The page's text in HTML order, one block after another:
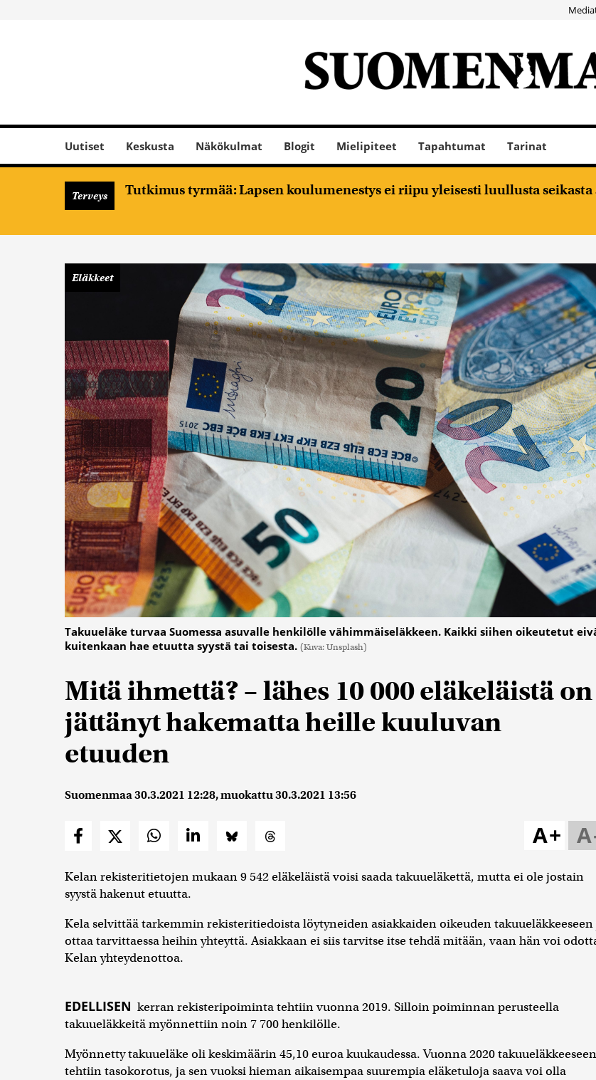
Uutiset Keskusta Näkökulmat Blogit Mielipiteet Tapahtumat Tarinat
Terveys Tutkimus tyrmää: Lapsen koulumenestys ei riipu yleisesti luullusta seikasta
Eläkkeet
Takuueläke turvaa Suomessa asuvalle henkilölle vähimmäiseläkkeen. Kaikki siihen oikeutetut
kuitenkaan hae etuutta syystä tai toisesta. (Kuva: Unsplash)
Mitä ihmettä? – lähes 10 000 eläkeläistä on
jättänyt hakematta heille kuuluvan
etuuden
Suomenmaa30.3.2021 12:28, muokattu30.3.2021 13:56
A+
Kelan rekisteritietojen mukaan 9 542 eläkeläistä voisi saada takuueläkettä, mutta ei ole jostain
syystä hakenut etuutta.
Kela selvittää tarkemmin rekisteritiedoista löytyneiden asiakkaiden oikeuden takuueläkkeeseen
ottaa tarvittaessa heihin yhteyttä. Asiakkaan ei siis tarvitse itse tehdä mitään, vaan hän voi
Kelan yhteydenottoa.
EDELLISEN kerran rekisteripoiminta tehtiin vuonna 2019. Silloin poiminnan perusteella
takuueläkkeitä myönnettiin noin 7 700 henkilölle.
Myönnetty takuueläke oli keskimäärin 45,10 euroa kuukaudessa. Vuonna 2020 takuueläkkeeseen
tehtiin tasokorotus, ja sen vuoksi hieman aikaisempaa suurempia eläketuloja saava voi olla